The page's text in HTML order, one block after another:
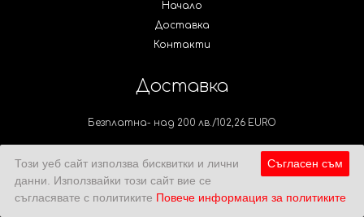
Начало
Доставка
Контакти
Доставка
Безплатна- над 200 лв./102,26 EURO
Съгласен съм
Този уеб сайт използва бисквитки и лични
данни. Използвайки този сайт вие се
съгласявате с политиките Повече информация за политиките